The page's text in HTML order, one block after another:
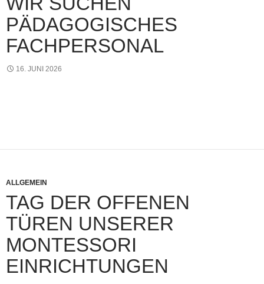
PÄDAGOGISCHES
FACHPERSONAL
16. JUNI 2026
ALLGEMEIN
TAG DER OFFENEN
TÜREN UNSERER
MONTESSORI
EINRICHTUNGEN